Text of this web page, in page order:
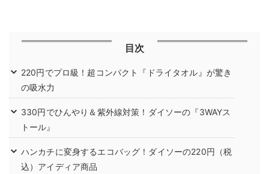
目次
220円でプロ級！超コンパクト『ドライタオル』が驚き
の吸水力
330円でひんやり＆紫外線対策！ダイソーの『3WAYス
トール』
ハンカチに変身するエコバッグ！ダイソーの220円（税
込）アイディア商品